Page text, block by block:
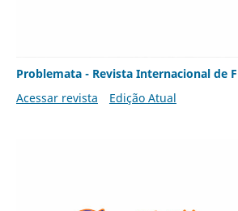
Problemata - Revista Internacional de
Acessar revista
Edição Atual